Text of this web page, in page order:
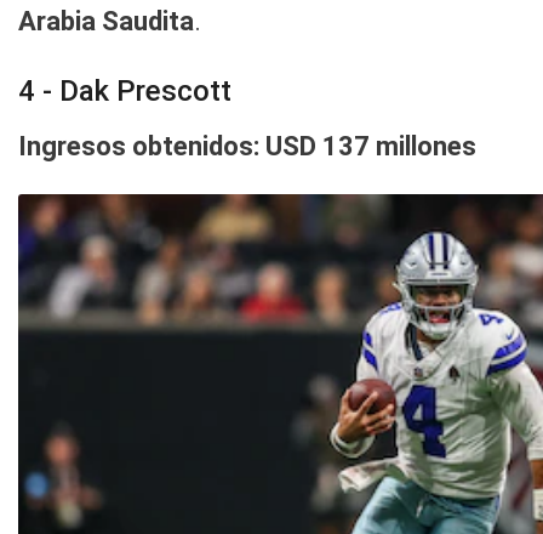
Arabia Saudita.
4 - Dak Prescott
Ingresos obtenidos: USD 137 millones